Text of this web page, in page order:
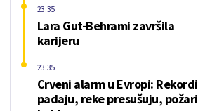
Lara Gut-Behrami završila
karijeru
23:35
Crveni alarm u Evropi: Rekordi
padaju, reke presušuju, požari
23:35